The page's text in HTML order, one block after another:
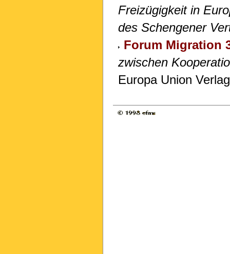
Freizügigkeit in
des Schengener
Forum Migration
zwischen
Europa Union